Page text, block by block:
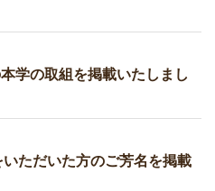
学の取組を掲載いたしまし
ただいた方のご芳名を掲載